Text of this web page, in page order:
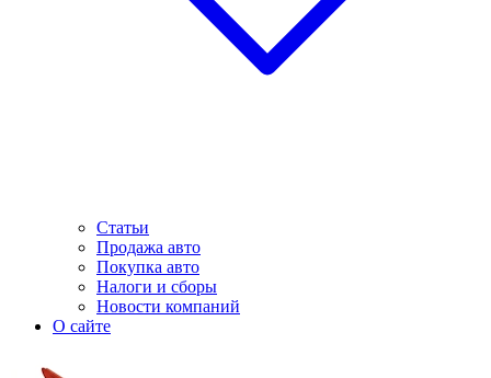
Статьи
Продажа авто
Покупка авто
Налоги и сборы
Новости компаний
О сайте